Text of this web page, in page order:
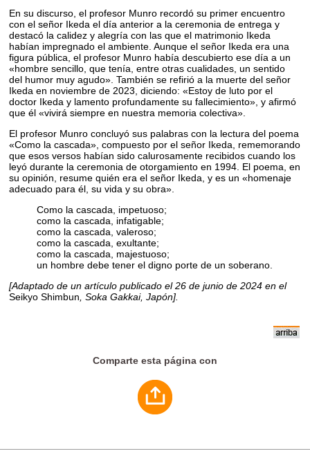
En su discurso, el profesor Munro recordó su primer encuentro
con el señor Ikeda el día anterior a la ceremonia de entrega y
destacó la calidez y alegría con las que el matrimonio Ikeda
habían impregnado el ambiente. Aunque el señor Ikeda era una
figura pública, el profesor Munro había descubierto ese día a un
«hombre sencillo, que tenía, entre otras cualidades, un sentido
del humor muy agudo». También se refirió a la muerte del señor
Ikeda en noviembre de 2023, diciendo: «Estoy de luto por el
doctor Ikeda y lamento profundamente su fallecimiento», y afirmó
que él «vivirá siempre en nuestra memoria colectiva».
El profesor Munro concluyó sus palabras con la lectura del poema
«Como la cascada», compuesto por el señor Ikeda, rememorando
que esos versos habían sido calurosamente recibidos cuando los
leyó durante la ceremonia de otorgamiento en 1994. El poema, en
su opinión, resume quién era el señor Ikeda, y es un «homenaje
adecuado para él, su vida y su obra».
Como la cascada, impetuoso;
como la cascada, infatigable;
como la cascada, valeroso;
como la cascada, exultante;
como la cascada, majestuoso;
un hombre debe tener el digno porte de un soberano.
[Adaptado de un artículo publicado el 26 de junio de 2024 en el
Seikyo Shimbun , Soka Gakkai, Japón].
Comparte esta página con